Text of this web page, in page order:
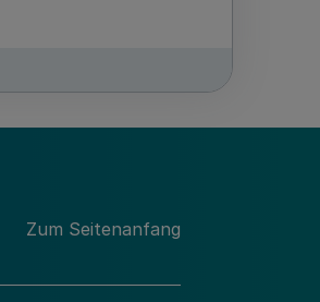
Zum Seitenanfang